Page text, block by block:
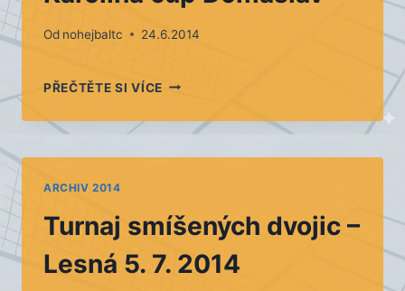
Od nohejbaltc 24.6.2014
PŘEČTĚTE SI VÍCEKAROLINA
DOMASLAV
ARCHIV 2014
Turnaj smíšených dvojic –
Lesná 5. 7. 2014